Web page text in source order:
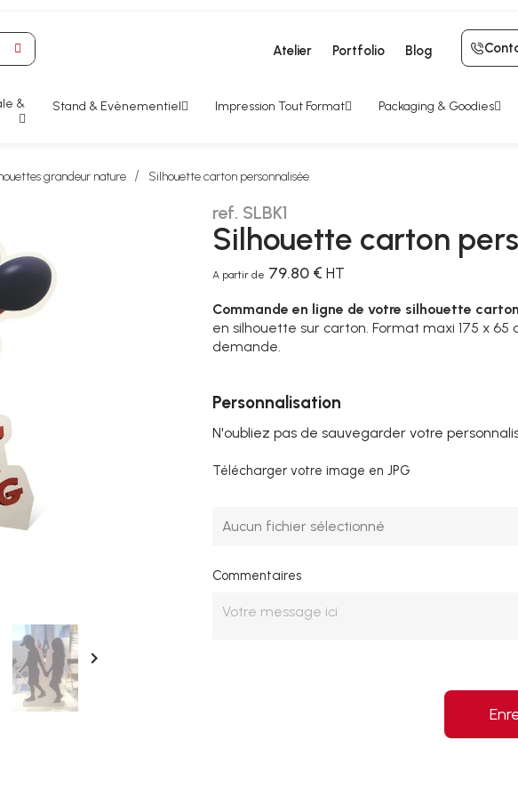
Atelier Portfolio Blog
& Stand & Evènementiel Impression Tout Format Packaging & Goodies
grandeur nature Silhouette carton personnalisée

ref. SLBK1
Silhouette carton
A partir de 79.80 € HT
Commande en ligne de votre silhouette
en silhouette sur carton. Format maxi 175 x
demande.
Personnalisation
N'oubliez pas de sauvegarder votre
Télécharger votre image en JPG
Aucun fichier sélectionné
Commentaires